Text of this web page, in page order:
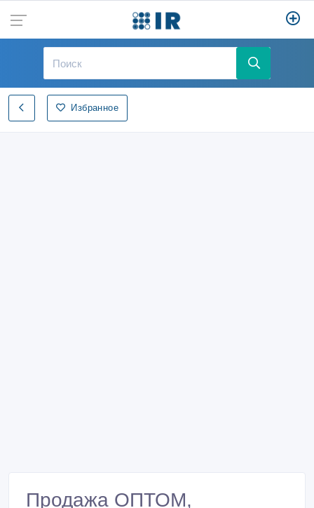
Избранное
Продажа ОПТОМ,